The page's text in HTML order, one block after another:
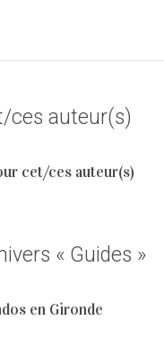
ces auteur(s)
cet/ces auteur(s)
« Guides »
en Gironde